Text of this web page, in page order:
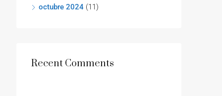
octubre 2024 (11)
Recent Comments